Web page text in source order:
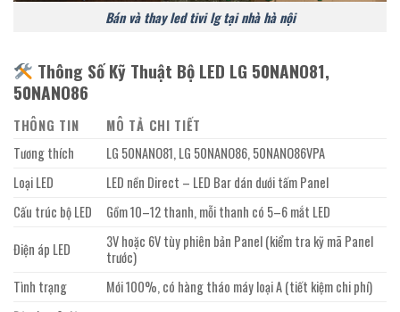
Bán và thay led tivi lg tại nhà hà nội
Thông Số Kỹ Thuật Bộ LED LG 50NANO81,
50NANO86
THÔNG TIN
MÔ TẢ CHI TIẾT
Tương thích
LG 50NANO81, LG 50NANO86, 50NANO86VPA
Loại LED
LED nền Direct – LED Bar dán dưới tấm Panel
Cấu trúc bộ LED
Gồm 10–12 thanh, mỗi thanh có 5–6 mắt LED
Điện áp LED
3V hoặc 6V tùy phiên bản Panel (kiểm tra kỹ mã Panel
trước)
Tình trạng
Mới 100%, có hàng tháo máy loại A (tiết kiệm chi phí)